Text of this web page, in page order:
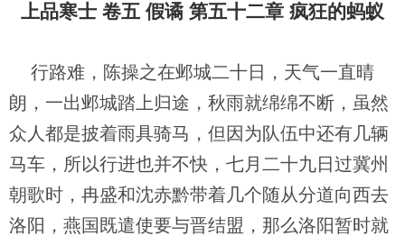
上品寒士 卷五 假谲 第五十二章 疯狂的蚂蚁
行路难，陈操之在邺城二十日，天气一直晴
朗，一出邺城踏上归途，秋雨就绵绵不断，虽然
众人都是披着雨具骑马，但因为队伍中还有几辆
马车，所以行进也并不快，七月二十九日过冀州
朝歌时，冉盛和沈赤黔带着几个随从分道向西去
洛阳，燕国既遣使要与晋结盟，那么洛阳暂时就